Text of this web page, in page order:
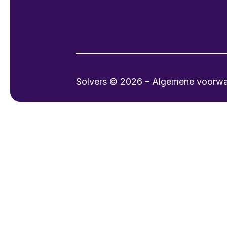
Solvers © 2026 – Algemene